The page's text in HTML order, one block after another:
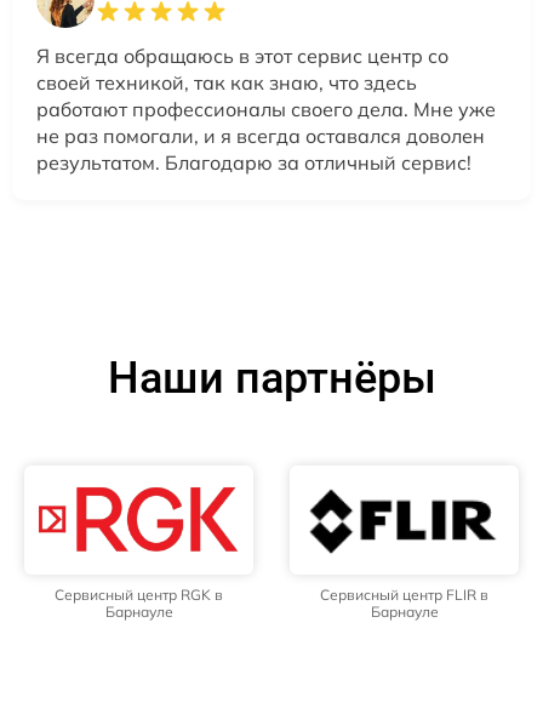
Я всегда обращаюсь в этот сервис центр со
своей техникой, так как знаю, что здесь
работают профессионалы своего дела. Мне уже
не раз помогали, и я всегда оставался доволен
результатом. Благодарю за отличный сервис!
Наши партнёры
Сервисный центр RGK в
Барнауле
Сервисный центр FLIR в
Барнауле